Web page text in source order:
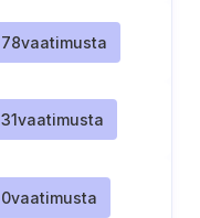
78vaatimusta
31vaatimusta
0vaatimusta